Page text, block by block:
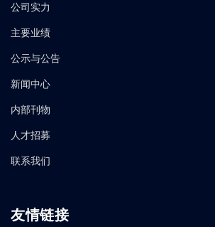
公司实力
主要业绩
公示与公告
新闻中心
内部刊物
人才招募
联系我们
友情链接